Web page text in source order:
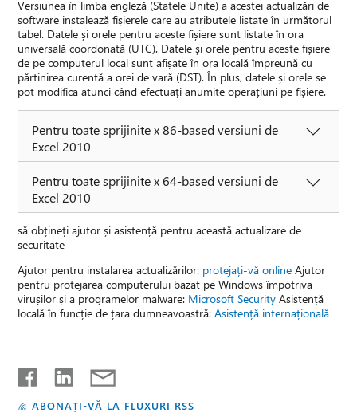
Versiunea în limba engleză (Statele Unite) a acestei actualizări de
software instalează fișierele care au atributele listate în următorul
tabel. Datele și orele pentru aceste fișiere sunt listate în ora
universală coordonată (UTC). Datele și orele pentru aceste fișiere
de pe computerul local sunt afișate în ora locală împreună cu
părtinirea curentă a orei de vară (DST). În plus, datele și orele se
pot modifica atunci când efectuați anumite operațiuni pe fișiere.
Pentru toate sprijinite x 86-based versiuni de
Excel 2010
Pentru toate sprijinite x 64-based versiuni de
Excel 2010
să obțineți ajutor și asistență pentru această actualizare de
securitate
Ajutor pentru instalarea actualizărilor: protejați-vă online Ajutor
pentru protejarea computerului bazat pe Windows împotriva
virușilor și a programelor malware: Microsoft Security Asistență
locală în funcție de țara dumneavoastră:Asistență internațională
ABONAȚI-VĂ LA FLUXURI RSS